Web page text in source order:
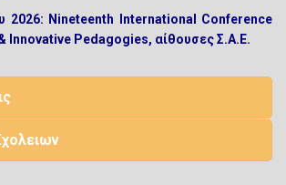
2026: Nineteenth International Conference
Innovative Pedagogies, αίθουσες Σ.Α.Ε.